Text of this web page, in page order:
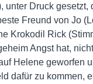
unter Druck
Freund von Jo
Krokodil Rick
Angst hat,
Helene geworfen
dafür zu kommen,